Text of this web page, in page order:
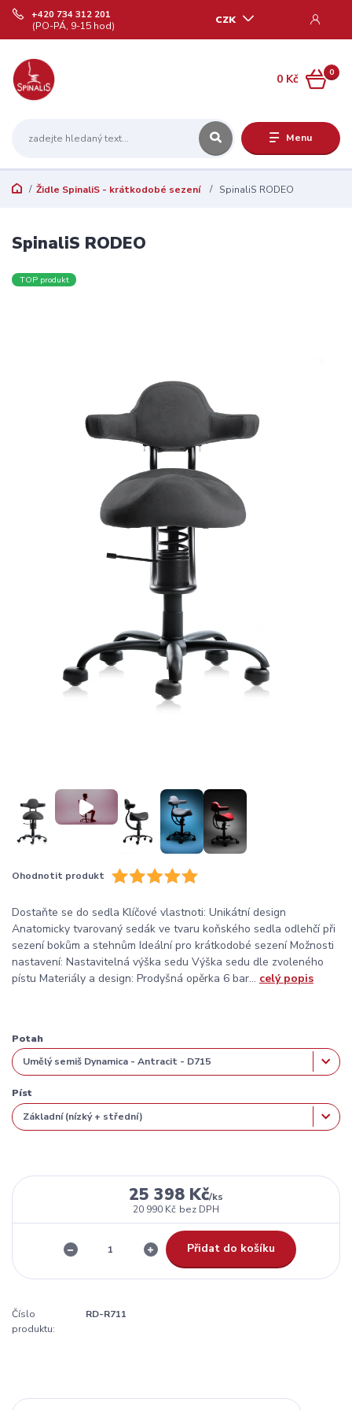
Menu
CZK
+420 734 312 201
(PO-PÁ, 9-15 hod)
0
0 Kč
Židle SpinaliS - krátkodobé sezení SpinaliS RODEO
SpinaliS RODEO
TOP produkt
Ohodnotit produkt
Dostaňte se do sedla Klíčové vlastnoti: Unikátní design
Anatomicky tvarovaný sedák ve tvaru koňského sedla odlehčí při
sezení bokům a stehnům Ideální pro krátkodobé sezení Možnosti
nastavení: Nastavitelná výška sedu Výška sedu dle zvoleného
pístu Materiály a design: Prodyšná opěrka 6 bar... celý popis
Potah
Píst
25 398 Kč/ks
20 990 Kč bez DPH
Přidat do košíku
Číslo
produktu:
RD-R711